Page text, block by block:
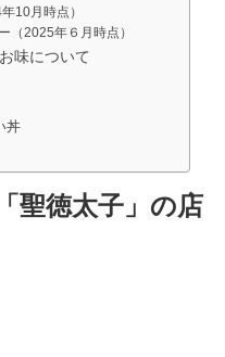
10月時点）
（2025年６月時点）
味について
丼
聖徳太子」の店